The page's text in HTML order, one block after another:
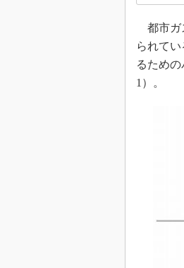
都市ガ
られて
るため
1）。